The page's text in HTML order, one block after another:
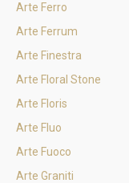
Arte Ferro
Arte Ferrum
Arte Finestra
Arte Floral Stone
Arte Floris
Arte Fluo
Arte Fuoco
Arte Graniti